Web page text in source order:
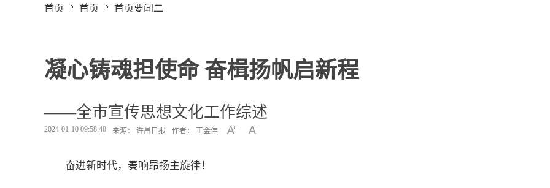
首页 首页 首页要闻二
凝心铸魂担使命 奋楫扬帆启新程
——全市宣传思想文化工作综述
2024-01-10 09:58:40 来源： 许昌日报 作者： 王金伟
奋进新时代，奏响昂扬主旋律！